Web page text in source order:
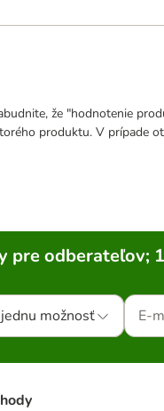
že "hodnotenie
produktu. V prípade
pre odberateľov;
možnosť